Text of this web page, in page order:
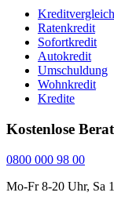
Kreditvergleich
Ratenkredit
Sofortkredit
Autokredit
Umschuldung
Wohnkredit
Kredite
Kostenlose
0800 000 98 00
Mo-Fr 8-20 Uhr, Sa